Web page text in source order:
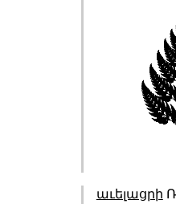
աւելացրի